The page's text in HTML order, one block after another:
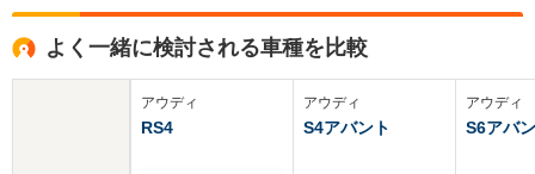
よく一緒に検討される車種を比較
アウディ
RS4
アウディ
S4アバント
アウディ
S6アバ